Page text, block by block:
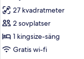
kingsize-
säng
foton
för
Familjerum
27 kvadratmeter
2 sovplatser
1 kingsize-säng
Gratis wi-fi